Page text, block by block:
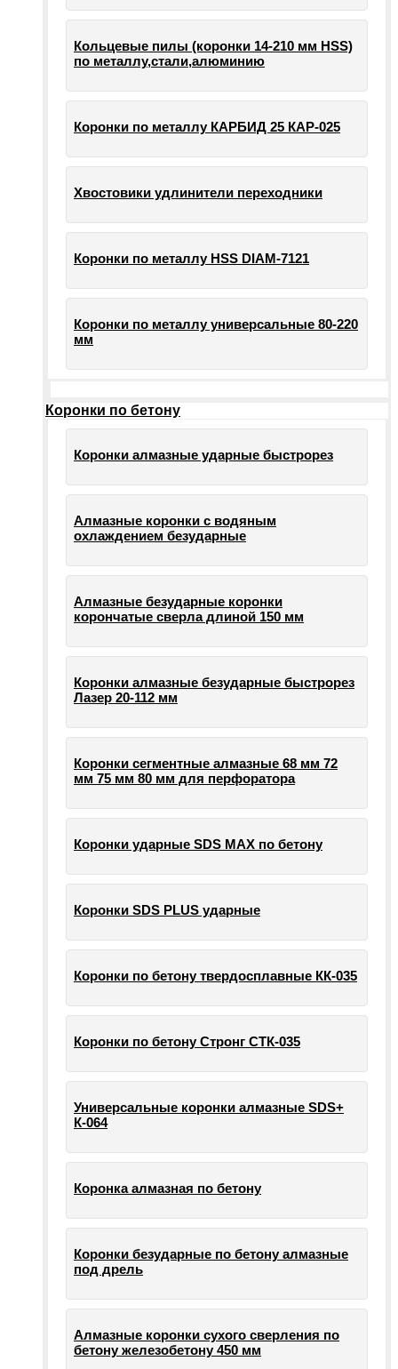
Кольцевые пилы (коронки 14-210 мм HSS)
по металлу,стали,алюминию
Коронки по металлу КАРБИД 25 КАР-025
Хвостовики удлинители переходники
Коронки по металлу HSS DIAM-7121
Коронки по металлу универсальные 80-220
мм
Коронки по бетону
Коронки алмазные ударные быстрорез
Алмазные коронки с водяным
охлаждением безударные
Алмазные безударные коронки
корончатые сверла длиной 150 мм
Коронки алмазные безударные быстрорез
Лазер 20-112 мм
Коронки сегментные алмазные 68 мм 72
мм 75 мм 80 мм для перфоратора
Коронки ударные SDS MAX по бетону
Коронки SDS PLUS ударные
Коронки по бетону твердосплавные КК-035
Коронки по бетону Стронг СТК-035
Универсальные коронки алмазные SDS+
К-064
Коронка алмазная по бетону
Коронки безударные по бетону алмазные
под дрель
Алмазные коронки сухого сверления по
бетону железобетону 450 мм